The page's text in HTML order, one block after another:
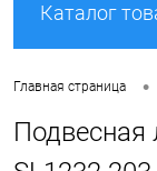
Каталог
Главная страница •
Подвесная